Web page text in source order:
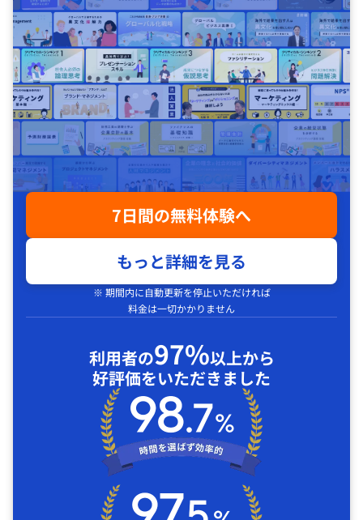
7日間の無料体験へ
もっと詳細を見る
※ 期間内に自動更新を停止いただければ
料金は一切かかりません
利用者の97%以上から
好評価をいただきました